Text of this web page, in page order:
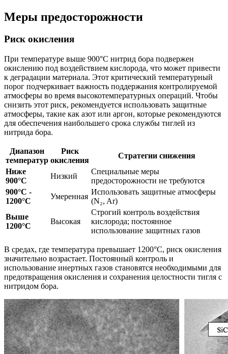
Меры предосторожности
Риск окисления
При температуре выше 900°C нитрид бора подвержен
окислению под воздействием кислорода, что может привести
к деградации материала. Этот критический температурный
порог подчеркивает важность поддержания контролируемой
атмосферы во время высокотемпературных операций. Чтобы
снизить этот риск, рекомендуется использовать защитные
атмосферы, такие как азот или аргон, которые рекомендуются
для обеспечения наибольшего срока службы тиглей из
нитрида бора.
Диапазон
температур
Риск
окисления
Стратегии снижения
Ниже
900°C
Низкий
Специальные меры
предосторожности не требуются
900°C -
1200°C
Умеренная
Использовать защитные атмосферы
(N₂, Ar)
Выше
1200°C
Высокая
Строгий контроль воздействия
кислорода; постоянное
использование защитных газов
В средах, где температура превышает 1200°C, риск окисления
значительно возрастает. Постоянный контроль и
использование инертных газов становятся необходимыми для
предотвращения окисления и сохранения целостности тигля с
нитридом бора.